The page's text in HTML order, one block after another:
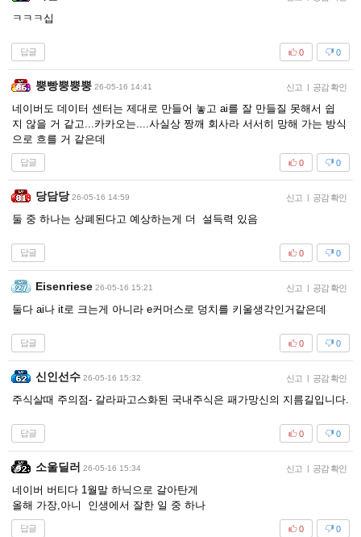
ㅋㅋㅋ십
답글 0
0
뿡빵뿡뿡뿡 26-05-16 14:41 신고 | 공감 확인
네이버도 데이터 센터는 제대로 만들어 놓고 ai를 잘 만들질 못해서 쉽
지 않을 거 같고...카카오는....사실상 짱깨 회사라 서서히 망해 가는 방식
으로 흐를 거 같은데
답글 0
0
당담당 26-05-16 14:59 신고 | 공감 확인
둘 중 하나는 상폐된다고 예상하는게 더 설득력 있음
답글 0
0
Eisenriese 26-05-16 15:21 신고 | 공감 확인
둘다 ai나 it로 크는게 아니라 e커머스로 덩치를 키울생각인거같은데
답글 0
0
신인선수 26-05-16 15:32 신고 | 공감 확인
주식살때 주의점- 갈라파고스화된 국내주식은 패가망신의 지름길입니다.
답글 0
0
소울딜러 26-05-16 15:34 신고 | 공감 확인
네이버 버티다 1월말 하닉으로 갈아탄게
올해 가장,아니 인생에서 잘한 일 중 하나
답글 0
0